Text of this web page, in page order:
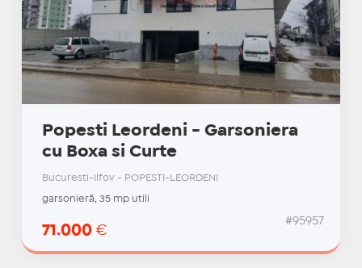
Popesti Leordeni - Garsoniera
cu Boxa si Curte
Bucuresti-Ilfov - POPESTI-LEORDENI
garsonieră, 35 mp utili
71.000 €
#95957